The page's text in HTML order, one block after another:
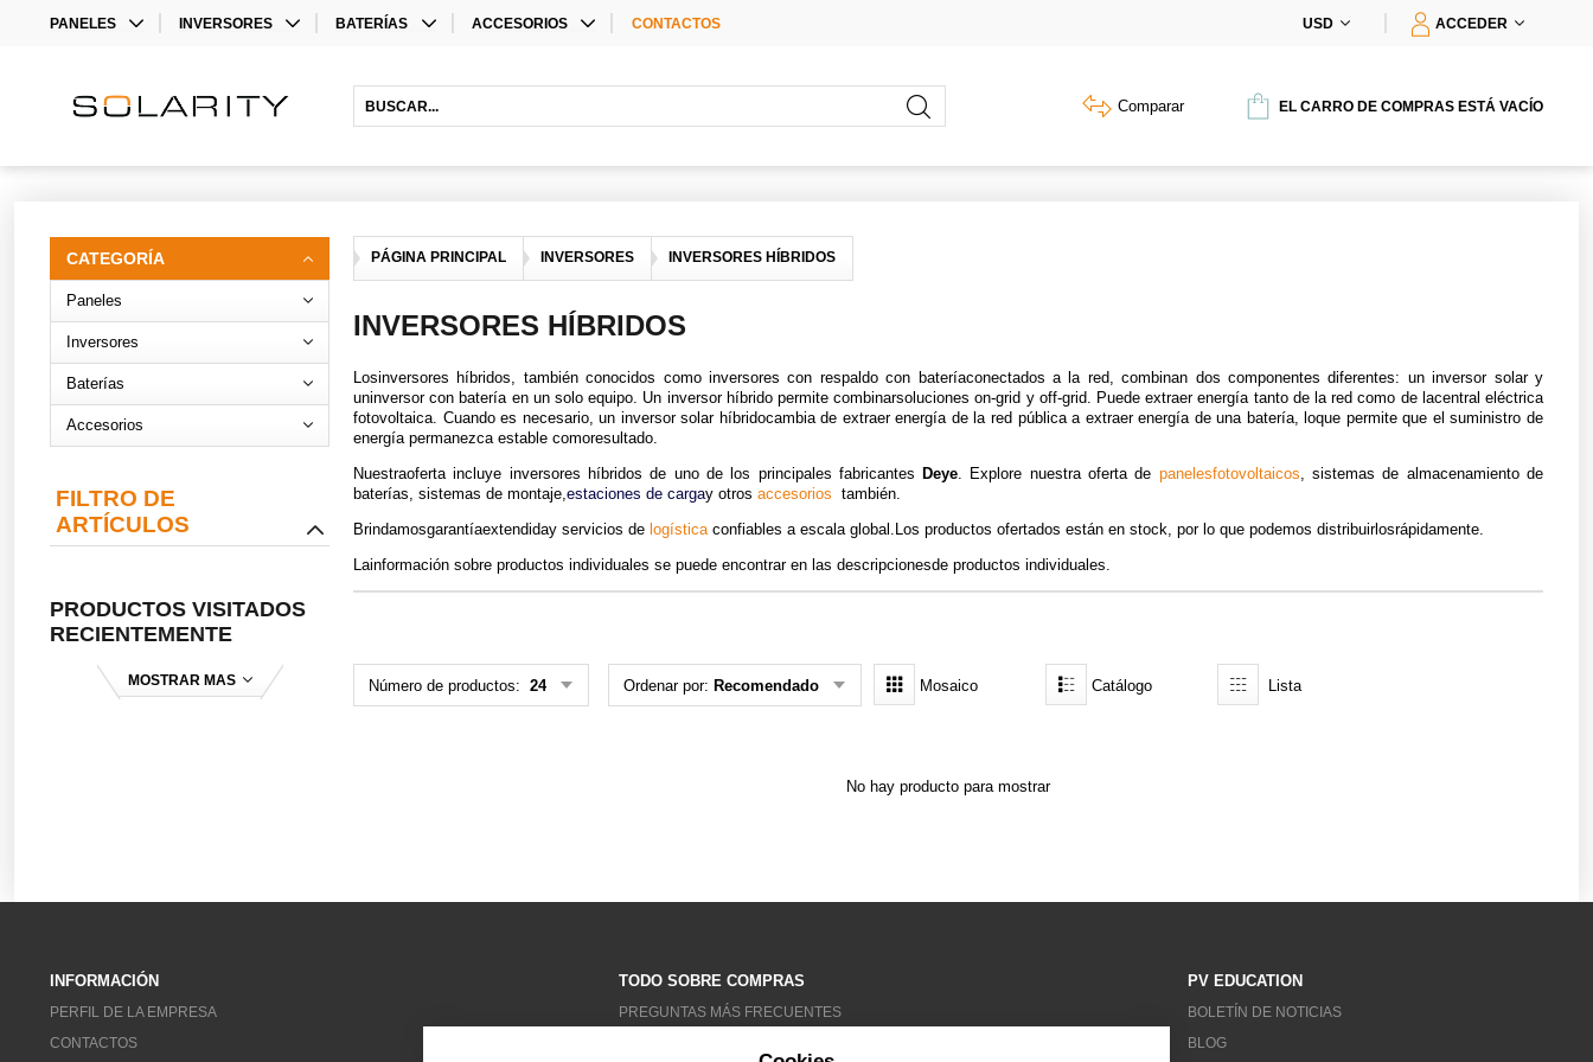
PANELES
BIFACIAL
INVERSORES
INVERSORES HÍBRIDOS
BATERÍAS ACCESORIOS
INVERSORES
ACCESORIOS
CONTACTOS USD ACCEDER
Comparar EL CARRO DE COMPRAS ESTÁ VACÍO
PÁGINA PRINCIPAL INVERSORES INVERSORES HÍBRIDOS
INVERSORES HÍBRIDOS
Losinversores híbridos, también conocidos como inversores con respaldo con bateríaconectados a la red, combinan dos componentes diferentes: un inversor solar y
uninversor con batería en un solo equipo. Un inversor híbrido permite combinarsoluciones on-grid y off-grid. Puede extraer energía tanto de la red como de lacentral eléctrica
fotovoltaica. Cuando es necesario, un inversor solar híbridocambia de extraer energía de la red pública a extraer energía de una batería, loque permite que el suministro de
energía permanezca estable comoresultado.
Nuestraoferta incluye inversores híbridos de uno de los principales fabricantes Deye. Explore nuestra oferta de panelesfotovoltaicos,sistemas de almacenamiento de
baterías, sistemas de montaje,estaciones de cargay otros accesorios también.
Brindamosgarantíaextendiday servicios de logísticaconfiables a escala global.Los productos ofertados están en stock, por lo que podemos distribuirlosrápidamente.
Lainformación sobre productos individuales se puede encontrar en las descripcionesde productos individuales.
Número de productos: 24 Ordenar por: Recomendado Mosaico Catálogo Lista
No hay producto para mostrar
CATEGORÍA
Paneles
Inversores
Baterías
Accesorios
FILTRO DE
ARTÍCULOS
PRODUCTOS VISITADOS
RECIENTEMENTE
MOSTRAR MAS
INFORMACIÓN
PERFIL DE LA EMPRESA
CONTACTOS
TODO SOBRE COMPRAS
PREGUNTAS MÁS FRECUENTES
PV EDUCATION
BOLETÍN DE NOTICIAS
BLOG